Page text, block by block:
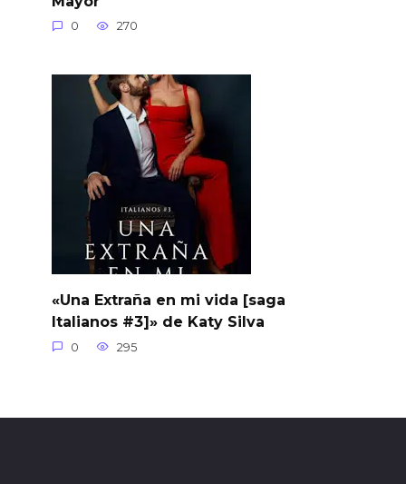
0 270
«Una Extraña en mi vida [saga
Italianos #3]» de Katy Silva
0 295